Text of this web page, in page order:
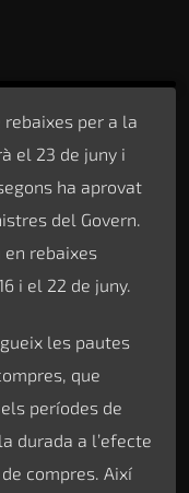
per a la
el 23 de juny i
ha aprovat
del Govern.
en rebaixes
i el 22 de juny.
les pautes
que
períodes de
durada a l’efecte
compres. Així